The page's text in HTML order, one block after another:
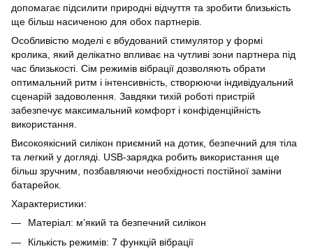
допомагає підсилити природні відчуття та зробити близькість
ще більш насиченою для обох партнерів.
Особливістю моделі є вбудований стимулятор у формі
кролика, який делікатно впливає на чутливі зони партнера під
час близькості. Сім режимів вібрації дозволяють обрати
оптимальний ритм і інтенсивність, створюючи індивідуальний
сценарій задоволення. Завдяки тихій роботі пристрій
забезпечує максимальний комфорт і конфіденційність
використання.
Високоякісний силікон приємний на дотик, безпечний для тіла
та легкий у догляді. USB-зарядка робить використання ще
більш зручним, позбавляючи необхідності постійної заміни
батарейок.
Характеристики:
Матеріал: м’який та безпечний силікон
Кількість режимів: 7 функцій вібрації